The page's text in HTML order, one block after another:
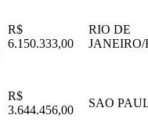
R$
6.150.333,00
RIO DE
JANEIRO/
R$
3.644.456,00
SAO